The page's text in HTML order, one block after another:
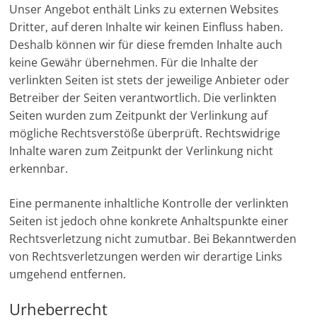
Unser Angebot enthält Links zu externen Websites
Dritter, auf deren Inhalte wir keinen Einfluss haben.
Deshalb können wir für diese fremden Inhalte auch
keine Gewähr übernehmen. Für die Inhalte der
verlinkten Seiten ist stets der jeweilige Anbieter oder
Betreiber der Seiten verantwortlich. Die verlinkten
Seiten wurden zum Zeitpunkt der Verlinkung auf
mögliche Rechtsverstöße überprüft. Rechtswidrige
Inhalte waren zum Zeitpunkt der Verlinkung nicht
erkennbar.
Eine permanente inhaltliche Kontrolle der verlinkten
Seiten ist jedoch ohne konkrete Anhaltspunkte einer
Rechtsverletzung nicht zumutbar. Bei Bekanntwerden
von Rechtsverletzungen werden wir derartige Links
umgehend entfernen.
Urheberrecht